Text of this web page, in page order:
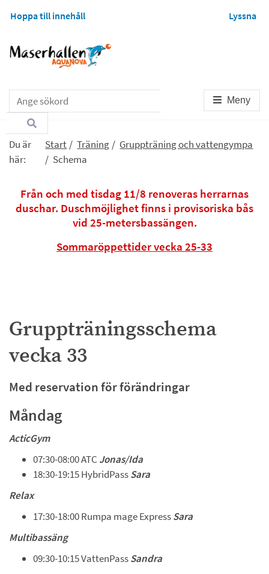
Hoppa till innehåll Lyssna
Meny
Du är
här:
Start / Träning / Gruppträning och vattengympa
/ Schema
Från och med tisdag 11/8 renoveras herrarnas
duschar. Duschmöjlighet finns i provisoriska bås
vid 25-metersbassängen.
Sommaröppettider vecka 25-33
Gruppträningsschema
vecka 33
Med reservation för förändringar
Måndag
ActicGym
07:30-08:00 ATC Jonas/Ida
18:30-19:15 HybridPass Sara
Relax
17:30-18:00 Rumpa mage Express Sara
Multibassäng
09:30-10:15 VattenPass Sandra